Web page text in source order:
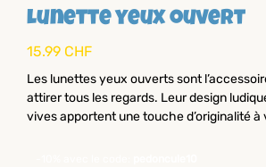
Lunette yeux ouvert
15.99 CHF
Les lunettes yeux ouverts sont
attirer tous les regards. Leur design
vives apportent une touche d’originalité à